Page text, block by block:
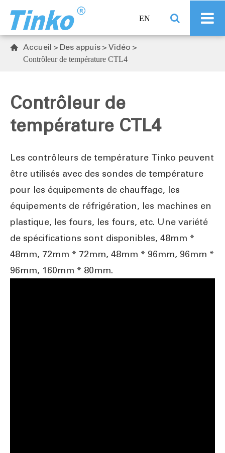
EN
 Accueil Des appuis Vidéo
Contrôleur de température CTL4
Contrôleur de
température CTL4
Les contrôleurs de température Tinko peuvent
être utilisés avec des sondes de température
pour les équipements de chauffage, les
équipements de réfrigération, les machines en
plastique, les fours, les fours, etc. Une variété
de spécifications sont disponibles, 48mm *
48mm, 72mm * 72mm, 48mm * 96mm, 96mm *
96mm, 160mm * 80mm.